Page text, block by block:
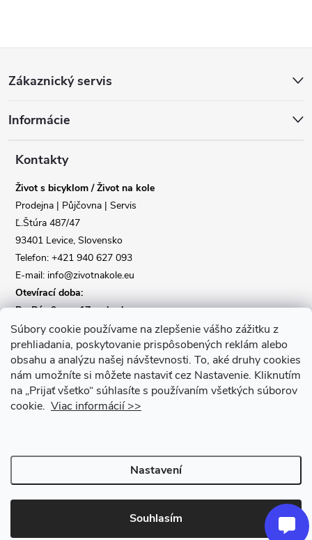
Súbory cookie používame na zlepšenie vášho zážitku z
prehliadania, poskytovanie prispôsobených reklám alebo
obsahu a analýzu našej návštevnosti. To, aké druhy cookies
nám umožníte si môžete nastaviť cez Nastavenie. Kliknutím
na „Prijať všetko“ súhlasíte s používaním všetkých súborov
cookie. Viac informácií >>
Nastavení
Souhlasím
p
Zákaznický servis
Informácie
Kontakty
Život s bicyklom / Život na kole
Prodejna | Půjčovna | Servis
Ľ.Štúra 487/47
93401 Levice, Slovensko
Telefon: +421 940 627 093
E-mail: info@zivotnakole.eu
Otevírací doba:
Po-Pá : 9,oo - 17,oo hod
So : 9,oo - 12,oo | Ne : Zavřeno
Kontaktní formulář
Copyright 2026Život na kole. Všechna práva vyhrazena.Upravit
nastavení cookies